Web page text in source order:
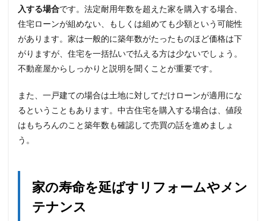
入する場合です。法定耐用年数を超えた家を購入する場合、
住宅ローンが組めない、もしくは組めても少額という可能性
があります。家は一般的に築年数がたったものほど価格は下
がりますが、住宅を一括払いで払える方は少ないでしょう。
不動産屋からしっかりと説明を聞くことが重要です。
また、一戸建ての場合は土地に対してだけローンが適用にな
るということもあります。中古住宅を購入する場合は、値段
はもちろんのこと築年数も確認して売買の話を進めましょ
う。
家の寿命を延ばすリフォームやメン
テナンス